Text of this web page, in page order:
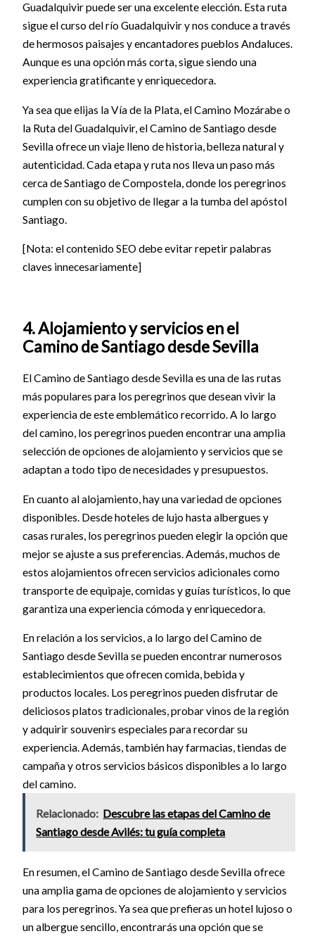
Guadalquivir puede ser una excelente elección. Esta ruta
sigue el curso del río Guadalquivir y nos conduce a través
de hermosos paisajes y encantadores pueblos Andaluces.
Aunque es una opción más corta, sigue siendo una
experiencia gratificante y enriquecedora.
Ya sea que elijas la Vía de la Plata, el Camino Mozárabe o
la Ruta del Guadalquivir, el Camino de Santiago desde
Sevilla ofrece un viaje lleno de historia, belleza natural y
autenticidad. Cada etapa y ruta nos lleva un paso más
cerca de Santiago de Compostela, donde los peregrinos
cumplen con su objetivo de llegar a la tumba del apóstol
Santiago.
[Nota: el contenido SEO debe evitar repetir palabras
claves innecesariamente]
4. Alojamiento y servicios en el
Camino de Santiago desde Sevilla
El Camino de Santiago desde Sevilla es una de las rutas
más populares para los peregrinos que desean vivir la
experiencia de este emblemático recorrido. A lo largo
del camino, los peregrinos pueden encontrar una amplia
selección de opciones de alojamiento y servicios que se
adaptan a todo tipo de necesidades y presupuestos.
En cuanto al alojamiento, hay una variedad de opciones
disponibles. Desde hoteles de lujo hasta albergues y
casas rurales, los peregrinos pueden elegir la opción que
mejor se ajuste a sus preferencias. Además, muchos de
estos alojamientos ofrecen servicios adicionales como
transporte de equipaje, comidas y guías turísticos, lo que
garantiza una experiencia cómoda y enriquecedora.
En relación a los servicios, a lo largo del Camino de
Santiago desde Sevilla se pueden encontrar numerosos
establecimientos que ofrecen comida, bebida y
productos locales. Los peregrinos pueden disfrutar de
deliciosos platos tradicionales, probar vinos de la región
y adquirir souvenirs especiales para recordar su
experiencia. Además, también hay farmacias, tiendas de
campaña y otros servicios básicos disponibles a lo largo
del camino.
Relacionado: Descubre las etapas del Camino de
Santiago desde Avilés: tu guía completa
En resumen, el Camino de Santiago desde Sevilla ofrece
una amplia gama de opciones de alojamiento y servicios
para los peregrinos. Ya sea que prefieras un hotel lujoso o
un albergue sencillo, encontrarás una opción que se